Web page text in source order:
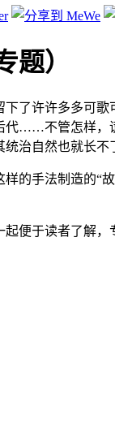
）
下了许许多多可歌
……不管怎样
治自然也就长不
样的手法制造的“
便于读者了解